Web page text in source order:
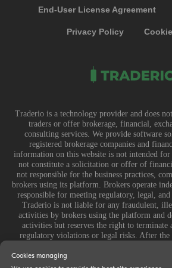
Cookies managing
End-User License Agreement
Privacy Policy
Traderio is a technology provider and does
traders or offer brokerage, financial,
consulting services. We provide software
registered brokerage companies and
information on this website is not intended for
not constitute a solicitation or offer of
not responsible for the business practices,
brokers using its platform. Brokers operate
responsible for meeting regulatory, legal,
Traderio is not liable for any fraudulent,
activities by brokers using the platform and
activities but reserves the right to terminate
regulatory violations or legal risks. After the
or integrated by brokers. Any financial losses,
disputes arising from a broker’s use of the